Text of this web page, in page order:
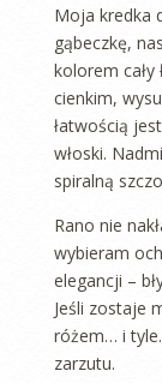
Moja kredka
gąbeczkę,
kolorem
cienkim,
łatwością
włoski.
spiralną
Rano nie
wybieram
elegancji –
Jeśli zostaje
różem… i
zarzutu.